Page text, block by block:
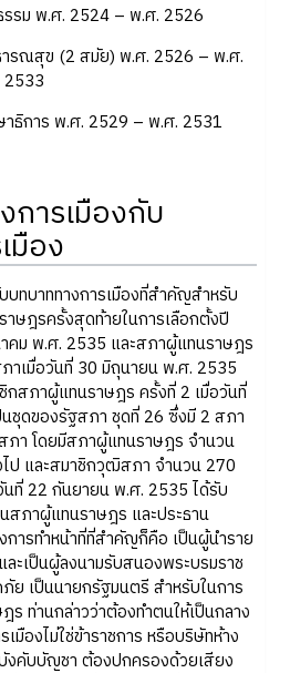
รรม พ.ศ. 2524 – พ.ศ. 2526
ารณสุข (2 สมัย) พ.ศ. 2526 – พ.ศ.
าธิการ พ.ศ. 2529 – พ.ศ. 2531
ารเมืองกับ
มือง
ทบาททางการเมืองที่สำคัญสำหรับ
ษฎรครั้งสุดท้ายในการเลือกตั้งปี
คม พ.ศ. 2535 และสภาผู้แทนราษฎร
าเมื่อวันที่ 30 มิถุนายน พ.ศ. 2535
กสภาผู้แทนราษฎร ครั้งที่ 2 เมื่อวันที่
ชุดของรัฐสภา ชุดที่ 26 ซึ่งมี 2 สภา
า โดยมีสภาผู้แทนราษฎร จำนวน
ป และสมาชิกวุฒิสภา จำนวน 270
นที่ 22 กันยายน พ.ศ. 2535 ได้รับ
นสภาผู้แทนราษฎร และประธาน
ารทำหน้าที่ที่สำคัญก็คือ เป็นผู้นำราย
ะเป็นผู้ลงนามรับสนองพระบรมราช
ย เป็นนายกรัฐมนตรี สำหรับในการ
ร ท่านกล่าวว่าต้องทำตนให้เป็นกลาง
มืองไม่ใช่ข้าราชการ หรือบริษัทห้าง
งคับบัญชา ต้องปกครองด้วยเสียง